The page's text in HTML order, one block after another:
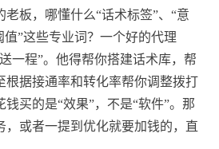
板，哪懂什么“话术标签”、“意
值”这些专业词？一个好的代理
一程”。他得帮你搭建话术库，帮
根据接通率和转化率帮你调整拨打
买的是“效果”，不是“软件”。那
，或者一提到优化就要加钱的，直